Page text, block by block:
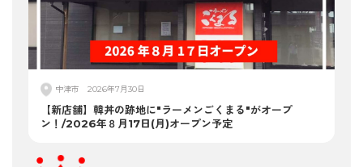
中津市 2026年7月30日
【新店舗】韓丼の跡地に"ラーメンごくまる"がオープ
ン！/2026年８月17日(月)オープン予定